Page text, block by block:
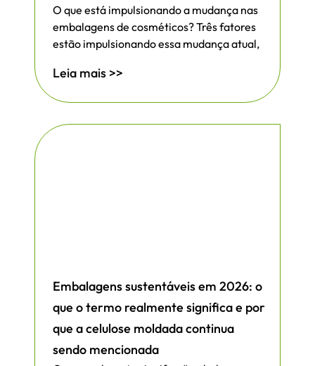
O que está impulsionando a mudança nas
embalagens de cosméticos? Três fatores
estão impulsionando essa mudança atual,
Leia mais >>
Embalagens sustentáveis em 2026: o
que o termo realmente significa e por
que a celulose moldada continua
sendo mencionada